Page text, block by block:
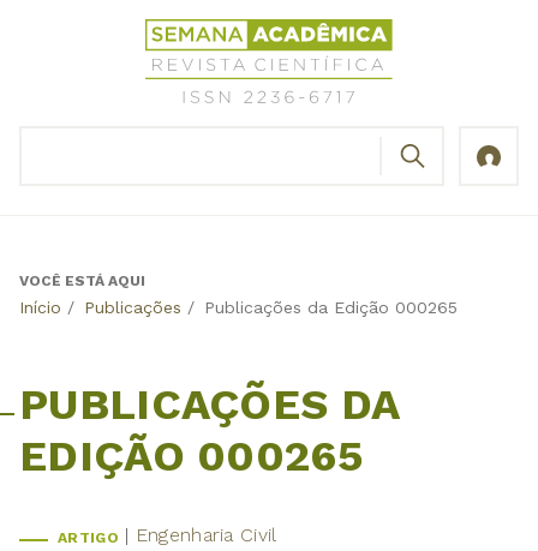
Revista
Científica
Semana
Back
VOCÊ ESTÁ AQUI
Início / Publicações / Publicações da Edição 000265
PUBLICAÇÕES DA
EDIÇÃO 000265
ARTIGO Engenharia Civil